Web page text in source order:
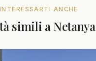
ANCHE
simili a Netanya